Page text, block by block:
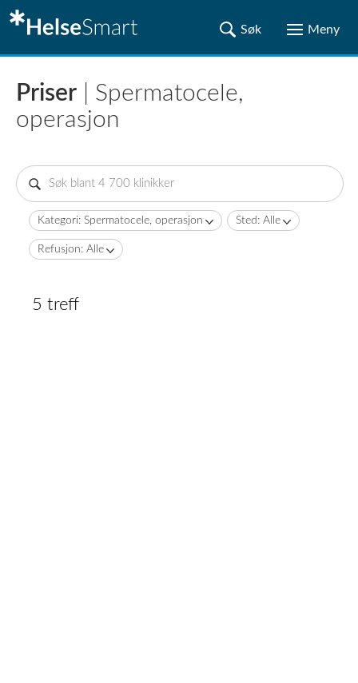
Priser | Spermatocele,
operasjon
Kategori: Spermatocele, operasjon Sted: Alle
Refusjon: Alle
5 treff